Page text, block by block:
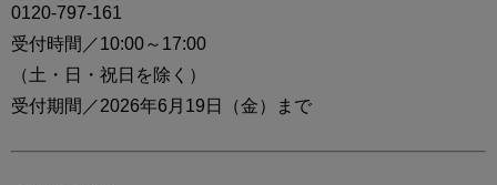
0120-797-161
受付時間／10:00～17:00
（土・日・祝日を除く）
受付期間／2026年6月19日（金）まで